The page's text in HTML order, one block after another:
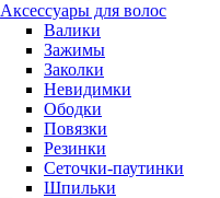
Аксессуары для волос
Валики
Зажимы
Заколки
Невидимки
Ободки
Повязки
Резинки
Сеточки-паутинки
Шпильки